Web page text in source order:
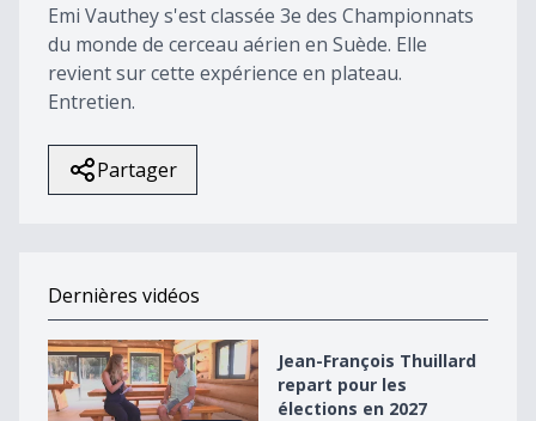
Emi Vauthey s'est classée 3e des Championnats
du monde de cerceau aérien en Suède. Elle
revient sur cette expérience en plateau.
Entretien.
Partager
Dernières vidéos
Jean-François Thuillard repart pour les élections en
Jean-François Thuillard
repart pour les
élections en 2027